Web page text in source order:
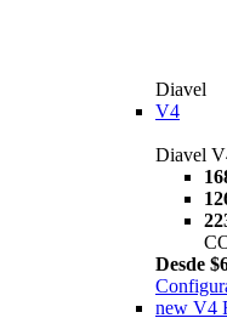
Diavel
V4
Diavel
Desde
new V4